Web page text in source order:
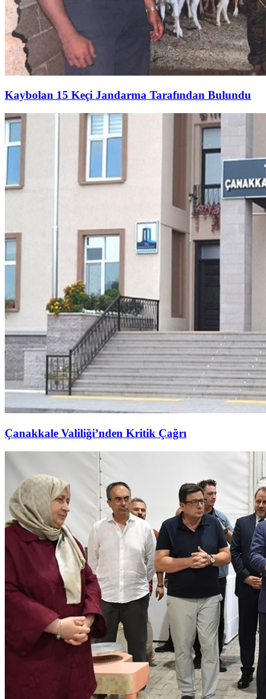
Kaybolan 15 Keçi Jandarma Tarafından Bulundu
Çanakkale Valiliği’nden Kritik Çağrı